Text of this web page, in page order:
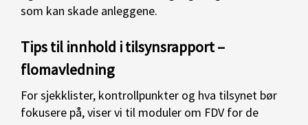
som kan skade anleggene.
Tips til innhold i tilsynsrapport –
flomavledning
For sjekklister, kontrollpunkter og hva tilsynet bør
fokusere på, viser vi til moduler om FDV for de